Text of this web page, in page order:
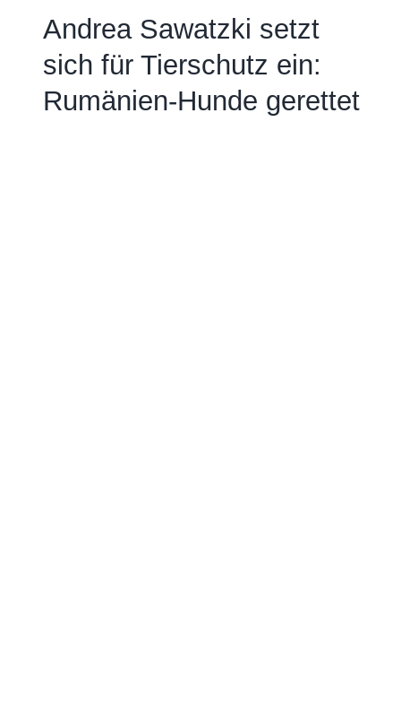
Andrea Sawatzki setzt
sich für Tierschutz ein:
Rumänien-Hunde gerettet